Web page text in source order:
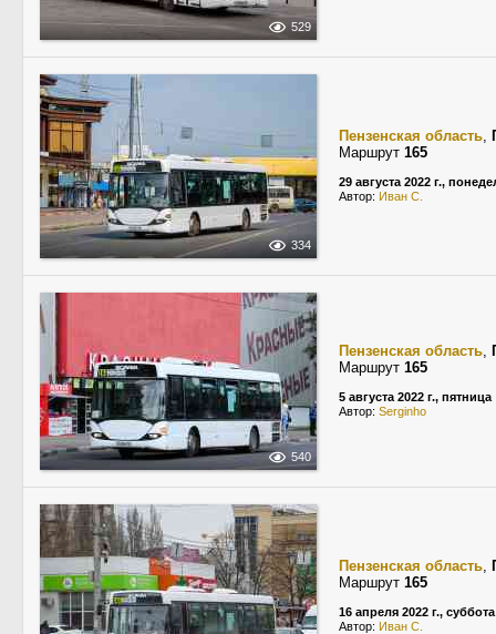
529
334
Пензенская область,
Маршрут 165
29 августа 2022 г.,
Автор: Иван С.
540
Пензенская область,
Маршрут 165
5 августа 2022 г., пятница
Автор: Serginho
Пензенская область,
Маршрут 165
16 апреля 2022 г., суббота
Автор: Иван С.